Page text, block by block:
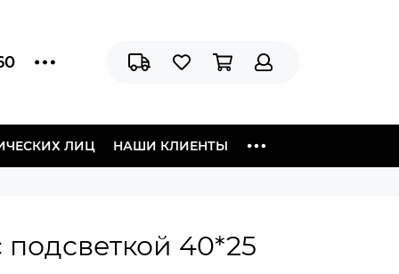
ЛИЦ НАШИ КЛИЕНТЫ
40*25